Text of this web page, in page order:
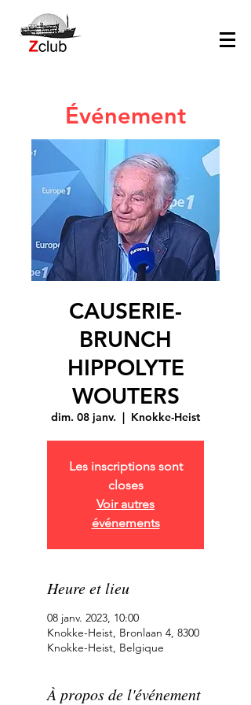
Événement
CAUSERIE-
BRUNCH
HIPPOLYTE
WOUTERS
dim. 08 janv.
  |
Knokke-Heist
Les inscriptions sont
closes
Voir autres
événements
Heure et lieu
08 janv. 2023, 10:00
Knokke-Heist, Bronlaan 4, 8300
Knokke-Heist, Belgique
À propos de l'événement